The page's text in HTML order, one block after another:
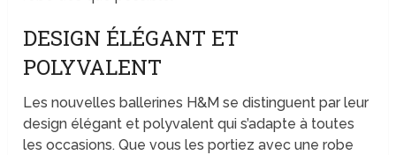
DESIGN ÉLÉGANT ET
POLYVALENT
Les nouvelles ballerines H&M se distinguent par leur
design élégant et polyvalent qui s’adapte à toutes
les occasions. Que vous les portiez avec une robe